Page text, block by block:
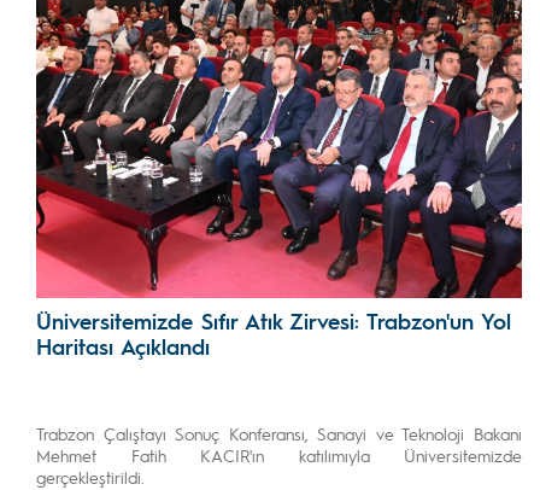
Üniversitemizde Sıfır Atık Zirvesi: Trabzon'un Yol
Haritası Açıklandı
Trabzon Çalıştayı Sonuç Konferansı, Sanayi ve Teknoloji Bakanı
Mehmet Fatih KACIR'ın katılımıyla Üniversitemizde
gerçekleştirildi.